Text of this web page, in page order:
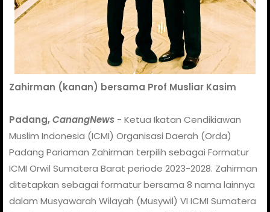
Zahirman (kanan) bersama Prof Musliar Kasim
Padang, CanangNews - Ketua Ikatan Cendikiawan
Muslim Indonesia (ICMI) Organisasi Daerah (Orda)
Padang Pariaman Zahirman terpilih sebagai Formatur
ICMI Orwil Sumatera Barat periode 2023-2028. Zahirman
ditetapkan sebagai formatur bersama 8 nama lainnya
dalam Musyawarah Wilayah (Musywil) VI ICMI Sumatera